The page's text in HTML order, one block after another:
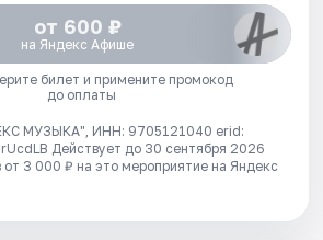
от 600 ₽
на Яндекс Афише
билет и примените промокод
до оплаты
МУЗЫКА", ИНН: 9705121040 erid:
Действует до 30 сентября 2026
от 3 000 ₽ на это мероприятие на Яндекс